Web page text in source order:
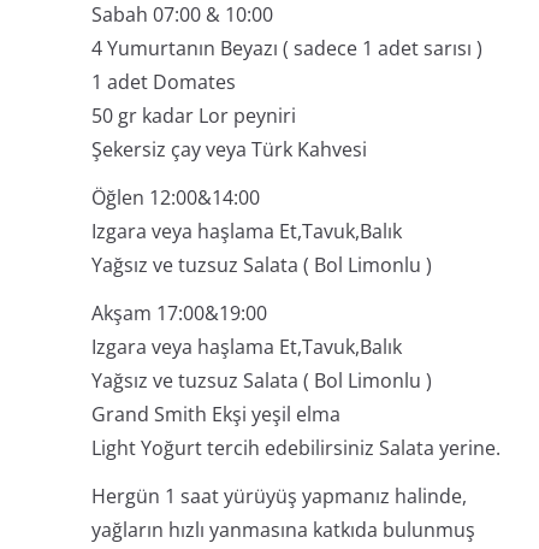
Sabah 07:00 & 10:00
4 Yumurtanın Beyazı ( sadece 1 adet sarısı )
1 adet Domates
50 gr kadar Lor peyniri
Şekersiz çay veya Türk Kahvesi
Öğlen 12:00&14:00
Izgara veya haşlama Et,Tavuk,Balık
Yağsız ve tuzsuz Salata ( Bol Limonlu )
Akşam 17:00&19:00
Izgara veya haşlama Et,Tavuk,Balık
Yağsız ve tuzsuz Salata ( Bol Limonlu )
Grand Smith Ekşi yeşil elma
Light Yoğurt tercih edebilirsiniz Salata yerine.
Hergün 1 saat yürüyüş yapmanız halinde,
yağların hızlı yanmasına katkıda bulunmuş